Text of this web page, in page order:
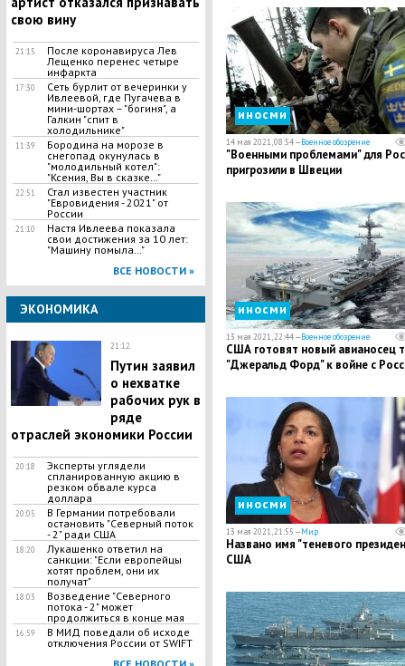
свою вину
21:15
После коронавируса Лев
Лещенко перенес четыре
инфаркта
17:30
Сеть бурлит от вечеринки у
Ивлеевой, где Пугачева в
мини-шортах – "богиня", а
Галкин "спит в
холодильнике"
11:39
Бородина на морозе в
снегопад окунулась в
"молодильный котел":
"Ксения, Вы в сказке…"
22:51
Стал известен участник
"Евровидения - 2021" от
России
21:10
Настя Ивлеева показала
свои достижения за 10 лет:
"Машину помыла…"
ВСЕ НОВОСТИ »
ЭКОНОМИКА
21:12
Путин заявил
о нехватке
рабочих рук в
ряде
отраслей экономики России
20:18
Эксперты углядели
спланированную акцию в
резком обвале курса
доллара
20:05
В Германии потребовали
остановить "Северный поток
- 2" ради США
18:20
Лукашенко ответил на
санкции: "Если европейцы
хотят проблем, они их
получат"
18:03
Возведение "Северного
потока - 2" может
продолжиться в конце мая
16:59
В МИД поведали об исходе
отключения России от SWIFT
иносми
14 мая 2021, 08:54 —Военное обозрение
"Военными проблемами" для
пригрозили в Швеции
иносми
13 мая 2021, 22:44 —Военное обозрение
США готовят новый авианосец
"Джеральд Форд" к войне с
иносми
13 мая 2021, 21:55 —Мир
Названо имя "теневого
США